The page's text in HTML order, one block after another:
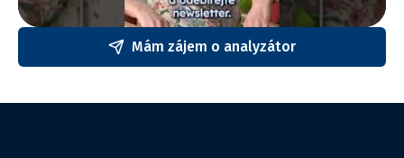
Mám zájem o analyzátor